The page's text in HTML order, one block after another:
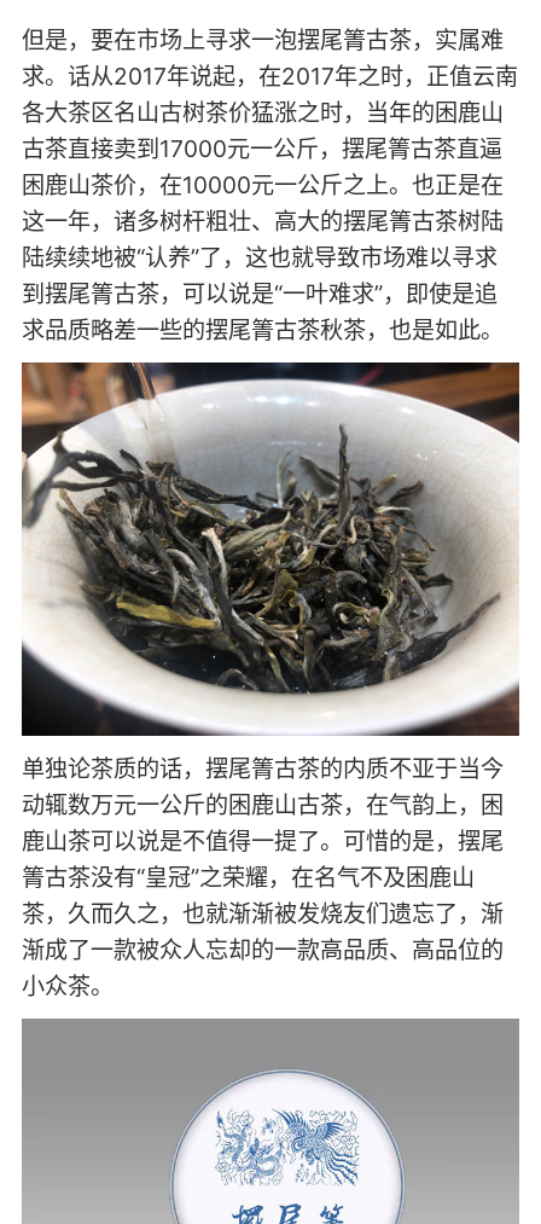
但是，要在市场上寻求一泡摆尾箐古茶，实属难
求。话从2017年说起，在2017年之时，正值云南
各大茶区名山古树茶价猛涨之时，当年的困鹿山
古茶直接卖到17000元一公斤，摆尾箐古茶直逼
困鹿山茶价，在10000元一公斤之上。也正是在
这一年，诸多树杆粗壮、高大的摆尾箐古茶树陆
陆续续地被“认养”了，这也就导致市场难以寻求
到摆尾箐古茶，可以说是“一叶难求”，即使是追
求品质略差一些的摆尾箐古茶秋茶，也是如此。
单独论茶质的话，摆尾箐古茶的内质不亚于当今
动辄数万元一公斤的困鹿山古茶，在气韵上，困
鹿山茶可以说是不值得一提了。可惜的是，摆尾
箐古茶没有“皇冠”之荣耀，在名气不及困鹿山
茶，久而久之，也就渐渐被发烧友们遗忘了，渐
渐成了一款被众人忘却的一款高品质、高品位的
小众茶。